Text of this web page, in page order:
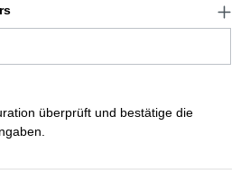
überprüft und bestätige die